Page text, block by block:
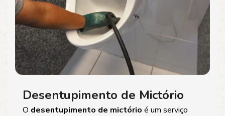
Desentupimento de Mictório
O desentupimento de mictório é um serviço